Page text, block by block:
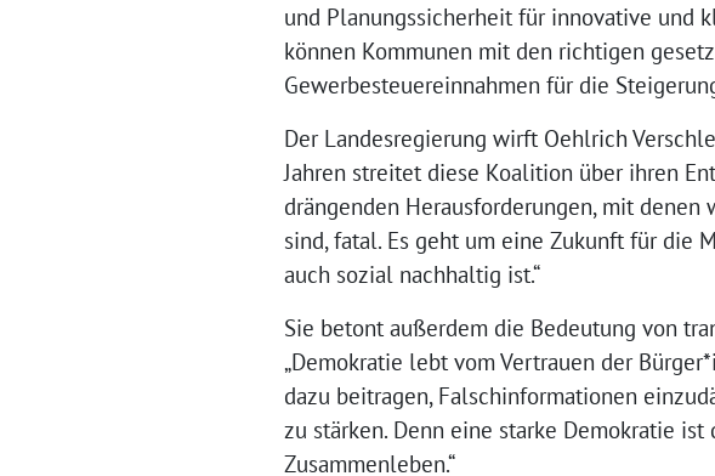
und Planungssicherheit für innovative und
können Kommunen mit den richtigen
Gewerbesteuereinnahmen für die
Der Landesregierung wirft Oehlrich
Jahren streitet diese Koalition über ihren
drängenden Herausforderungen, mit
sind, fatal. Es geht um eine Zukunft für die
auch sozial nachhaltig ist.“
Sie betont außerdem die Bedeutung von
„Demokratie lebt vom Vertrauen der
dazu beitragen, Falschinformationen
zu stärken. Denn eine starke Demokratie
Zusammenleben.“